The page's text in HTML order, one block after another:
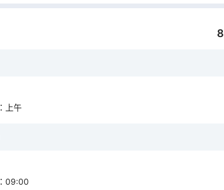
8
： 上午
： 09:00